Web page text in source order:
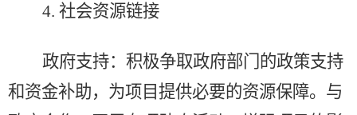
4. 社会资源链接
政府支持：积极争取政府部门的政策支持
和资金补助，为项目提供必要的资源保障。与